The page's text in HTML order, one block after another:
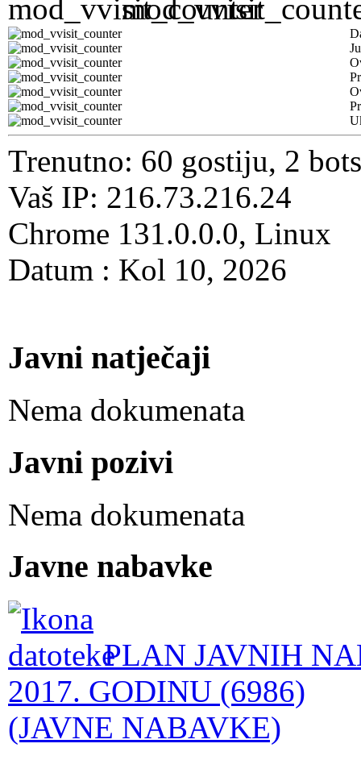
Trenutno: 60 gostiju, 2
Vaš IP: 216.73.216.24
Chrome 131.0.0.0, Linux
Datum : Kol 10, 2026
Javni natječaji
Nema dokumenata
Javni pozivi
Nema dokumenata
Javne nabavke
PLAN JAVNIH
2017. GODINU (6986)
(JAVNE NABAVKE)